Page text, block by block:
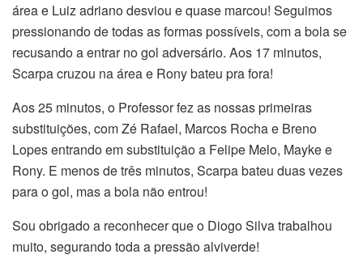
área e Luiz adriano desviou e quase marcou! Seguimos
pressionando de todas as formas possíveis, com a bola se
recusando a entrar no gol adversário. Aos 17 minutos,
Scarpa cruzou na área e Rony bateu pra fora!
Aos 25 minutos, o Professor fez as nossas primeiras
substituições, com Zé Rafael, Marcos Rocha e Breno
Lopes entrando em substituição a Felipe Melo, Mayke e
Rony. E menos de três minutos, Scarpa bateu duas vezes
para o gol, mas a bola não entrou!
Sou obrigado a reconhecer que o Diogo Silva trabalhou
muito, segurando toda a pressão alviverde!